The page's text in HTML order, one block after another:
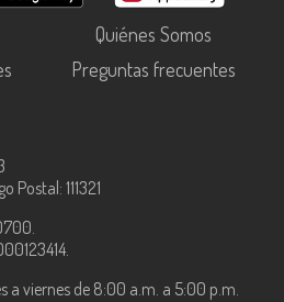
Quiénes Somos
Preguntas frecuentes
Postal: 111321
a viernes de 8:00 a.m. a 5:00 p.m.